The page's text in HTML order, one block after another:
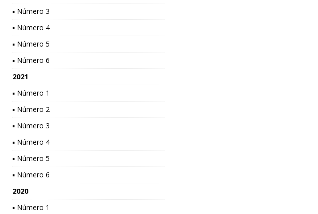
▪ Número 3
▪ Número 4
▪ Número 5
▪ Número 6
2021
▪ Número 1
▪ Número 2
▪ Número 3
▪ Número 4
▪ Número 5
▪ Número 6
2020
▪ Número 1